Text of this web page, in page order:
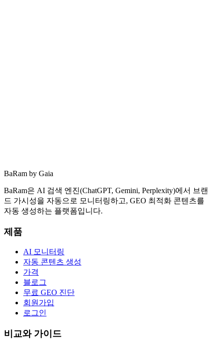
무료로 시작하기
BaRam by Gaia
BaRam은 AI 검색 엔진(ChatGPT, Gemini, Perplexity)에서 브랜
드 가시성을 자동으로 모니터링하고, GEO 최적화 콘텐츠를
자동 생성하는 플랫폼입니다.
제품
AI 모니터링
자동 콘텐츠 생성
가격
블로그
무료 GEO 진단
회원가입
로그인
비교와 가이드